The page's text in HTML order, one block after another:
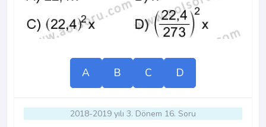
A B C D
2018-2019 yılı 3. Dönem 16. Soru